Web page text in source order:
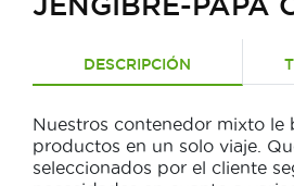
DESCRIPCIÓN
Nuestros contenedor mixto le
productos en un solo viaje.
seleccionados por el cliente